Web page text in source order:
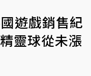
遊戲銷售紀
靈球從未漲